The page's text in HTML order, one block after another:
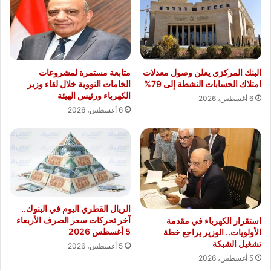
البنك المركزي يعلن وصول معدلات
امتلاك الحسابات النشطة إلى 79%
6 أغسطس، 2026
متابعة مستمرة لمشروعات
الخامات النووية خلال لقاء وزير
الكهرباء ورئيس الهيئة
6 أغسطس، 2026
استقرار الكهرباء في مقدمة
الأولويات.. الوزير يراجع خطة
تشغيل الشبكة
5 أغسطس، 2026
الريال القطري اليوم في البنوك..
آخر تحركات سعر الصرف الأربعاء
5 أغسطس 2026
5 أغسطس، 2026